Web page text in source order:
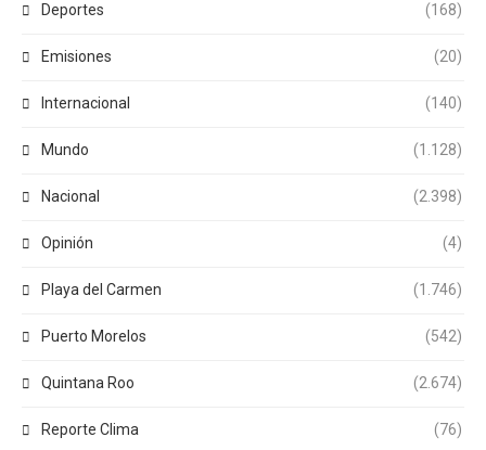
Deportes (168)
Emisiones (20)
Internacional (140)
Mundo (1.128)
Nacional (2.398)
Opinión (4)
Playa del Carmen (1.746)
Puerto Morelos (542)
Quintana Roo (2.674)
Reporte Clima (76)